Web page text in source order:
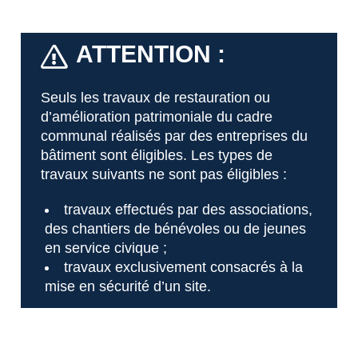
ATTENTION :
Seuls les travaux de restauration ou
d’amélioration patrimoniale du cadre
communal réalisés par des entreprises du
bâtiment sont éligibles. Les types de
travaux suivants ne sont pas éligibles :
travaux effectués par des associations,
des chantiers de bénévoles ou de jeunes
en service civique ;
travaux exclusivement consacrés à la
mise en sécurité d’un site.